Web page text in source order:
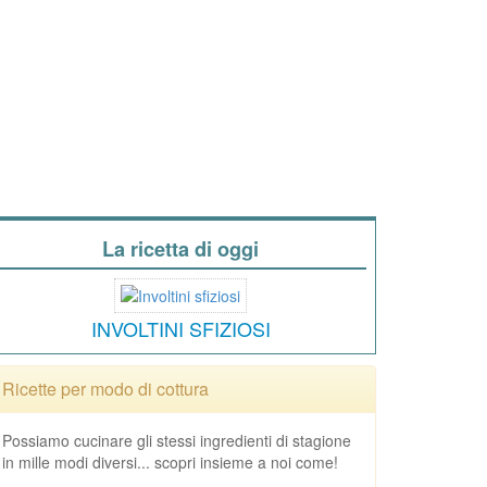
La ricetta di oggi
INVOLTINI SFIZIOSI
Ricette per modo di cottura
Possiamo cucinare gli stessi ingredienti di stagione
in mille modi diversi... scopri insieme a noi come!